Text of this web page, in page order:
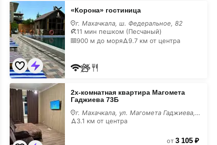
«Корона»
гостиница
недорого
«Корона» гостиница
г. Махачкала, ш. Федеральное, 82
11 мин пешком (Песчаный)
900 м до моря
9.7 км от центра
2х-
комнатная
квартира
Магомета
Гаджиева
73Б
недорого
2х-комнатная квартира Магомета
Гаджиева 73Б
г. Махачкала, ул. Магомета Гаджиева, 73Б
3.1 км от центра
от 3 105 ₽